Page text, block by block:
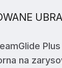
Plus
na